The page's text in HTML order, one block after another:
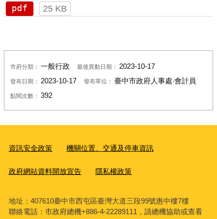
pdf
25 KB
市府分類： 一般行政 最後異動日期： 2023-10-17
發布日期： 2023-10-17 發布單位： 臺中市政府人事處‧會計員
點閱次數： 392
資訊安全政策 機關位置、交通及停車資訊
政府網站資料開放宣告 隱私權政策
地址：407610臺中市西屯區臺灣大道三段99號惠中樓7樓
聯絡電話：市政府總機+886-4-22289111，請總機協助或查看